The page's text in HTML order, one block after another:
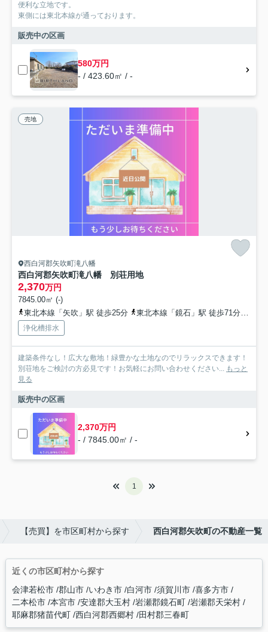
便利な立地です。
東側には東北本線が通っております。
販売中の区画
580万円
- / 423.60㎡ / -
売地
西白河郡矢吹町滝八幡
西白河郡矢吹町滝八幡 別荘用地
2,370万円
7845.00㎡ (-)
東北本線「矢吹」駅 徒歩25分
東北本線「鏡石」駅 徒歩71分
浄化槽排水
建築条件なし！広大な敷地！緑豊かな土地なのでリラックスできます！
別荘地をご検討の方必見です！お気軽にお問い合わせください... もっと
見る
販売中の区画
2,370万円
- / 7845.00㎡ / -
1
【売買】を市区町村から探す 西白河郡矢吹町の不動産一覧
近くの市区町村から探す
会津若松市 郡山市 いわき市 白河市 須賀川市 喜多方市
二本松市 本宮市 安達郡大玉村 岩瀬郡鏡石町 岩瀬郡天栄村
耶麻郡猪苗代町 西白河郡西郷村 田村郡三春町